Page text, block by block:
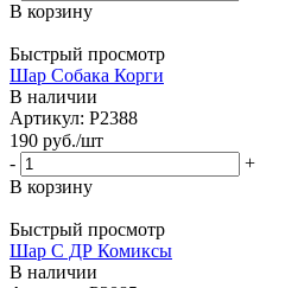
В корзину
Быстрый просмотр
Шар Собака Корги
В наличии
Артикул: Р2388
190 руб./шт
-
+
В корзину
Быстрый просмотр
Шар С ДР Комиксы
В наличии